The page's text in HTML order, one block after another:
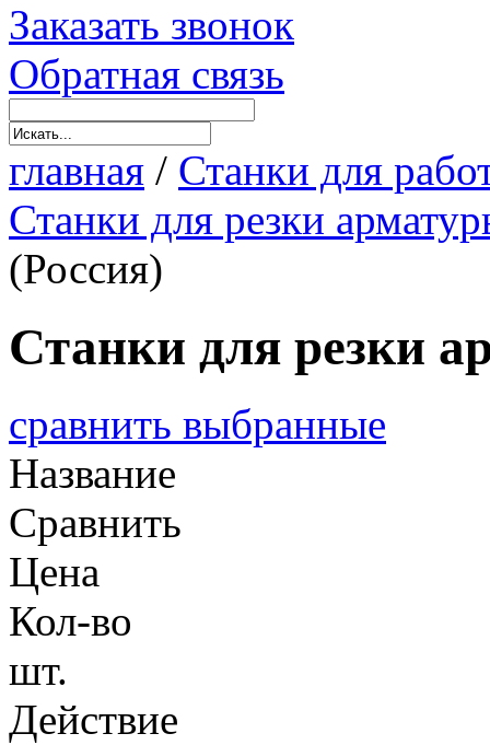
Заказать звонок
Обратная связь
главная / Станки для
Станки для резки
(Россия)
Станки для резки
сравнить выбранные
Название
Сравнить
Цена
Кол-во
шт.
Действие